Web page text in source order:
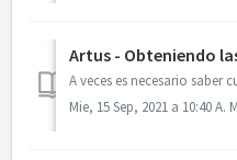
Artus - Obteniendo
Mie, 15 Sep, 2021 a 10:40 A.